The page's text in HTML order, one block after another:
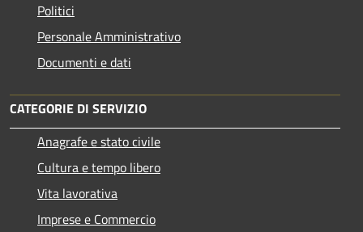
Politici
Personale Amministrativo
Documenti e dati
CATEGORIE DI SERVIZIO
Anagrafe e stato civile
Cultura e tempo libero
Vita lavorativa
Imprese e Commercio